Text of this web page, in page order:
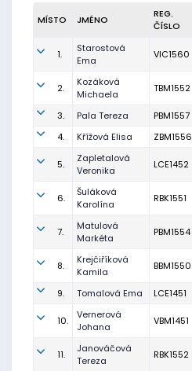
MÍSTO JMÉNO
REG.
ČÍSLO
1.
Starostová
Ema
VIC1560
2.
Kozáková
Michaela
TBM1552
3. Pala Tereza PBM1557
4.
Křížová Elisa ZBM1556
5.
Zapletalová
Veronika
LCE1452
6.
Šuláková
Karolína
RBK1551
7.
Matulová
Markéta
PBM1554
8.
Krejčiříková
Kamila
BBM1550
9. Tomalová Ema LCE1451
10.
Vernerová
Johana
VBM1451
11.
Janováčová
Tereza
RBK1552